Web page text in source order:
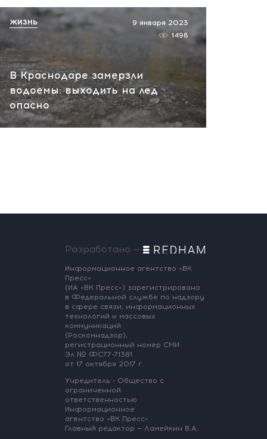
В Краснодаре замерзли
водоемы: выходить на лед
опасно
9 января 2023
1498
ЖИЗНЬ
Разработано —
Информационное агентство «ВК
Пресс»
(ИА «ВК Пресс») зарегистрировано
в Федеральной службе по надзору
в сфере связи, информационных
технологий и массовых
коммуникаций
(Роскомнадзор),
регистрационный номер СМИ:
Эл № ФС77-71381
от 17 октября 2017 г.
Учредитель - Общество с
ограниченной
ответственностью
Информационное
агентство «ВК Пресс».
Главный редактор — Ламейкин В.А.